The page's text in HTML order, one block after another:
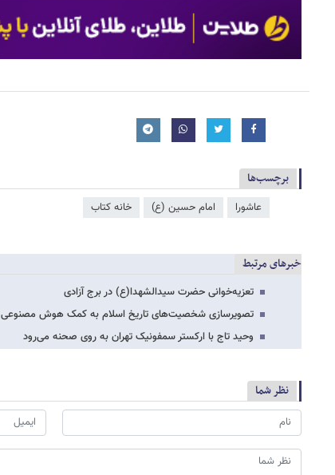
برچسب‌ها
عاشورا امام حسین (ع) خانه کتاب
خبرهای مرتبط
تعزیه‌خوانی حضرت سیدالشهدا(ع) در برج آزادی
تصویرسازی شخصیت‌های تاریخ اسلام به کمک هوش مصنوعی
وحید تاج با ارکستر سمفونیک تهران به روی صحنه می‌رود
نظر شما